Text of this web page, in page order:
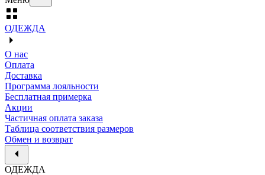
ОДЕЖДА
О нас
Оплата
Доставка
Программа лояльности
Бесплатная примерка
Акции
Частичная оплата заказа
Таблица соответствия размеров
Обмен и возврат
ОДЕЖДА